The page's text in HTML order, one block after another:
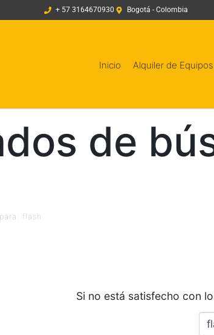
+ 57 3164670930 Bogotá - Colombia
Inicio Alquiler de Equipos
de
flash
Si no está satisfecho con